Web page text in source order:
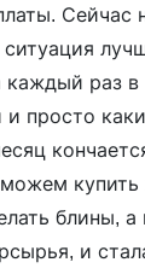
Сейчас
каждый раз в
просто
купить
блины,
и